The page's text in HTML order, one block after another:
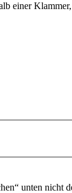
einer
unten nicht